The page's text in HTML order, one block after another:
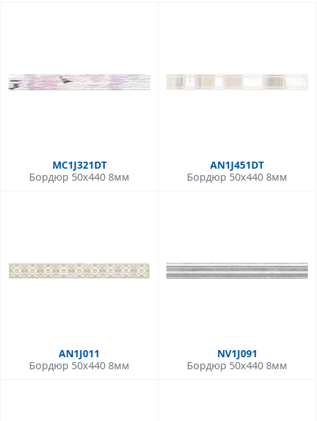
MC1J321DT
Бордюр 50x440 8мм
AN1J451DT
Бордюр 50x440 8мм
AN1J011
Бордюр 50x440 8мм
NV1J091
Бордюр 50x440 8мм